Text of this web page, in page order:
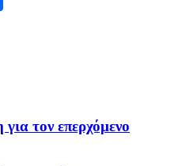
τον επερχόμενο